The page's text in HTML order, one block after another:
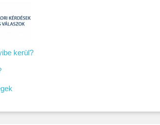
kerül?